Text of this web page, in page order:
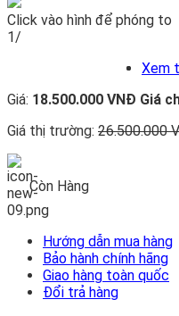
Click vào hình để phóng to
1/
Xem
Giá: 18.500.000 VNĐ Giá
Giá thị trường: 26.500.000
Còn Hàng
Hướng dẫn mua hàng
Bảo hành chính hãng
Giao hàng toàn quốc
Đổi trả hàng